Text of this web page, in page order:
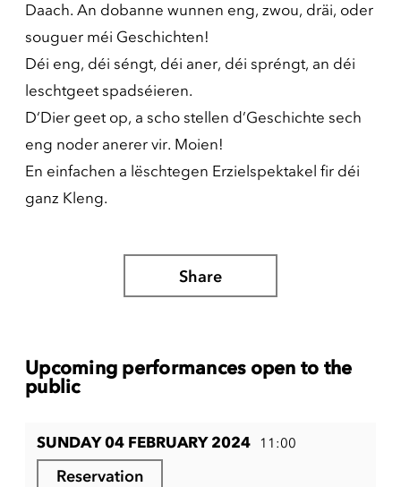
Daach. An dobanne wunnen eng, zwou, dräi, oder
souguer méi Geschichten!
Déi eng, déi séngt, déi aner, déi spréngt, an déi
leschtgeet spadséieren.
D‘Dier geet op, a scho stellen d’Geschichte sech
eng noder anerer vir. Moien!
En einfachen a lëschtegen Erzielspektakel fir déi
ganz Kleng.
Share
Upcoming performances open to the
public
SUNDAY 04 FEBRUARY 2024 11:00
Reservation